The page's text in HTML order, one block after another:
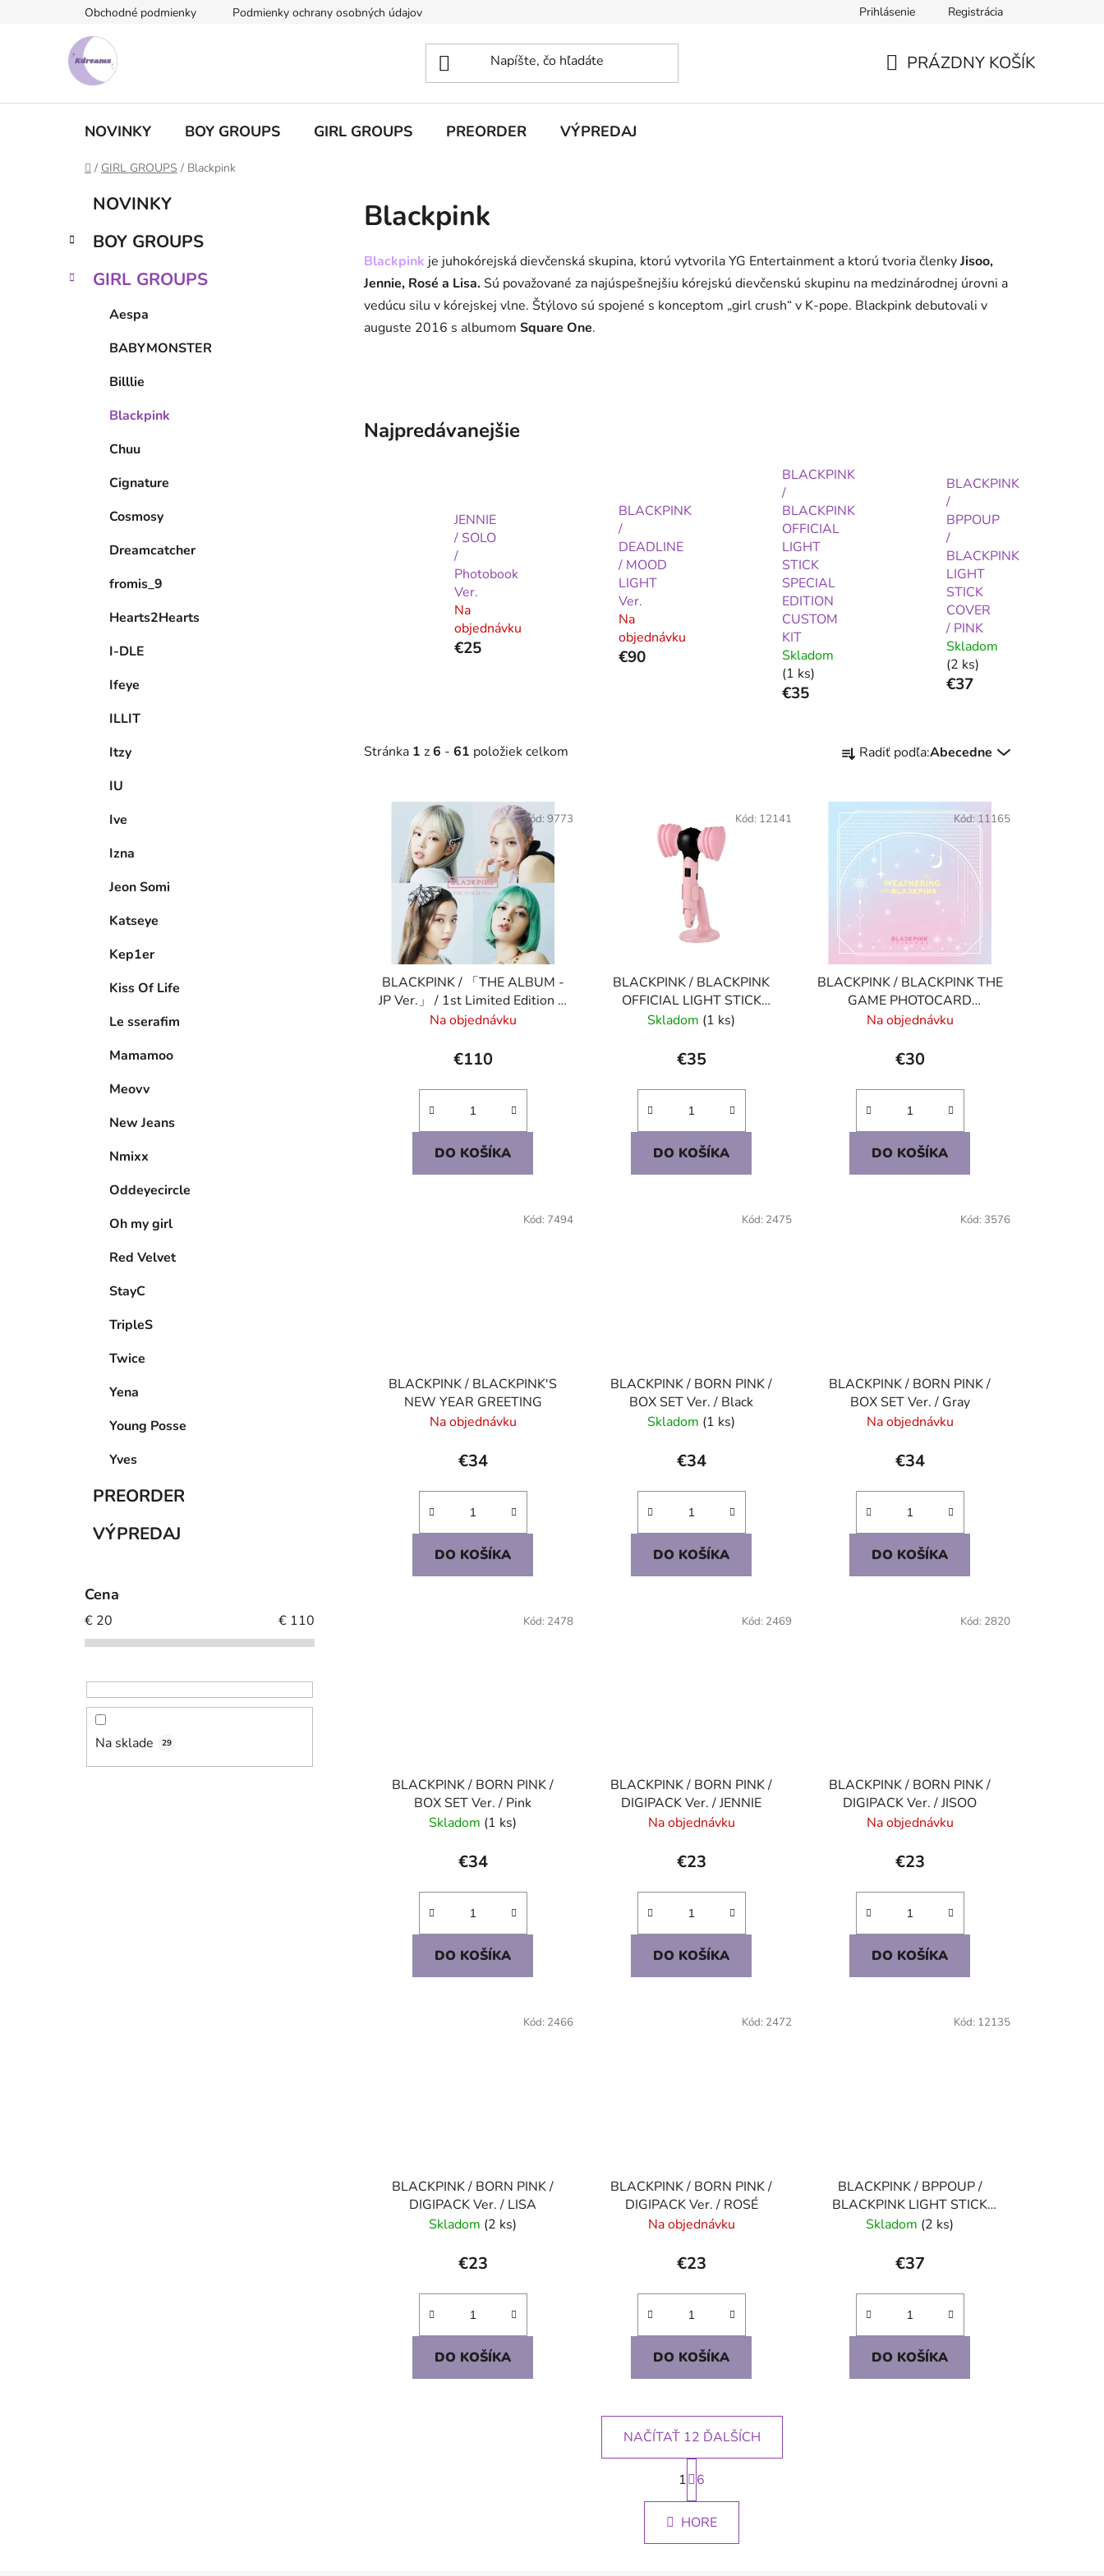
Obchodné podmienky Podmienky ochrany osobných údajov Prihlásenie Registrácia
PRÁZDNY KOŠÍK
NOVINKY BOY GROUPS GIRL GROUPS PREORDER VÝPREDAJ
Domov
/ GIRL GROUPS / Blackpink
č
ý
Preskočiť
kategórie
e
ó
NOVINKY
BOY GROUPS
GIRL GROUPS
Aespa
BABYMONSTER
Billlie
Blackpink
Chuu
Cignature
Cosmosy
Dreamcatcher
fromis_9
Hearts2Hearts
I-DLE
Ifeye
ILLIT
Itzy
IU
Ive
Izna
Jeon Somi
Katseye
Kep1er
Kiss Of Life
Le sserafim
Mamamoo
Meovv
New Jeans
Nmixx
Oddeyecircle
Oh my girl
Red Velvet
StayC
TripleS
Twice
Yena
Young Posse
Yves
PREORDER
VÝPREDAJ
Cena
€ 20 € 110
Na sklade 29
Blackpink
Blackpink je juhokórejská dievčenská skupina, ktorú vytvorila YG Entertainment a ktorú tvoria členkyJisoo,
Jennie, Rosé a Lisa. Sú považované za najúspešnejšiu kórejskú dievčenskú skupinu na medzinárodnej úrovni a
vedúcu silu v kórejskej vlne. Štýlovo sú spojené s konceptom „girl crush“ v K-pope. Blackpink debutovali v
auguste 2016 s albumom Square One.
Najpredávanejšie
JENNIE
/ SOLO
/
Photobook
Ver.
Na
objednávku
€25
BLACKPINK
/
DEADLINE
/ MOOD
LIGHT
Ver.
Na
objednávku
€90
BLACKPINK
/
BLACKPINK
OFFICIAL
LIGHT
STICK
SPECIAL
EDITION
CUSTOM
KIT
Skladom
(1 ks)
€35
BLACKPINK
/
BPPOUP
/
BLACKPINK
LIGHT
STICK
COVER
/ PINK
Skladom
(2 ks)
€37
Stránka 1 z6 - 61 položiek celkom
a
e
n
i
e
p
o
d
u
k
Radiť podľa:Abecedne
BLACKPINK / 「THE ALBUM -
JP Ver.」 / 1st Limited Edition A
Ver.
Na objednávku
€110
DO KOŠÍKA
Kód: 9773
BLACKPINK / BLACKPINK
OFFICIAL LIGHT STICK
SPECIAL EDITION CUSTOM KIT
Skladom (1 ks)
€35
DO KOŠÍKA
Kód: 12141
BLACKPINK / BLACKPINK THE
GAME PHOTOCARD
COLLECTION / WEATHERING
Na objednávku
€30
DO KOŠÍKA
Kód: 11165
BLACKPINK / BLACKPINK'S
NEW YEAR GREETING
Na objednávku
€34
DO KOŠÍKA
Kód: 7494
BLACKPINK / BORN PINK /
BOX SET Ver. / Black
Skladom (1 ks)
€34
DO KOŠÍKA
Kód: 2475
BLACKPINK / BORN PINK /
BOX SET Ver. / Gray
Na objednávku
€34
DO KOŠÍKA
Kód: 3576
BLACKPINK / BORN PINK /
BOX SET Ver. / Pink
Skladom (1 ks)
€34
DO KOŠÍKA
Kód: 2478
BLACKPINK / BORN PINK /
DIGIPACK Ver. / JENNIE
Na objednávku
€23
DO KOŠÍKA
Kód: 2469
BLACKPINK / BORN PINK /
DIGIPACK Ver. / JISOO
Na objednávku
€23
DO KOŠÍKA
Kód: 2820
BLACKPINK / BORN PINK /
DIGIPACK Ver. / LISA
Skladom (2 ks)
€23
DO KOŠÍKA
Kód: 2466
BLACKPINK / BORN PINK /
DIGIPACK Ver. / ROSÉ
Na objednávku
€23
DO KOŠÍKA
Kód: 2472
BLACKPINK / BPPOUP /
BLACKPINK LIGHT STICK
COVER / BLACK
Skladom (2 ks)
€37
DO KOŠÍKA
Kód: 12135
O
v
l
á
NAČÍTAŤ 12 ĎALŠÍCH
S
t
r
n
k
1 6
HORE